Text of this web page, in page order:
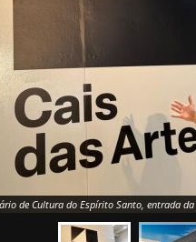
de Cultura do Espírito Santo, entrada